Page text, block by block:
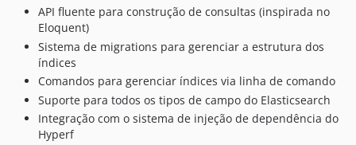
0.16.22
dev-feature/improve-test-coverage
API fluente para construção de consultas (inspirada no
Eloquent)
Sistema de migrations para gerenciar a estrutura dos
índices
Comandos para gerenciar índices via linha de comando
Suporte para todos os tipos de campo do Elasticsearch
Integração com o sistema de injeção de dependência do
Hyperf